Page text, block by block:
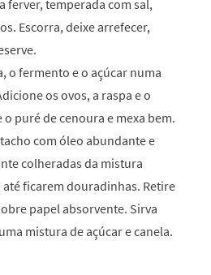
ferver, temperada com sal,
Escorra, deixe arrefecer,
o fermento e o açúcar numa
os ovos, a raspa e o
puré de cenoura e mexa bem.
com óleo abundante e
colheradas da mistura
ficarem douradinhas. Retire
papel absorvente. Sirva
mistura de açúcar e canela.